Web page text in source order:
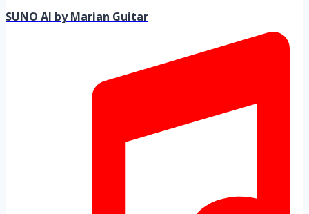
SUNO AI by Marian Guitar